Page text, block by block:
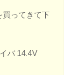
買ってきて下
バ 14.4V